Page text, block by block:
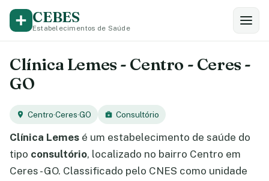
CEBES
Estabelecimentos de Saúde
Clínica Lemes - Centro - Ceres -
GO
Centro·Ceres·GO Consultório
Clínica Lemes é um estabelecimento de saúde do
tipo consultório, localizado no bairro Centro em
Ceres - GO. Classificado pelo CNES como unidade